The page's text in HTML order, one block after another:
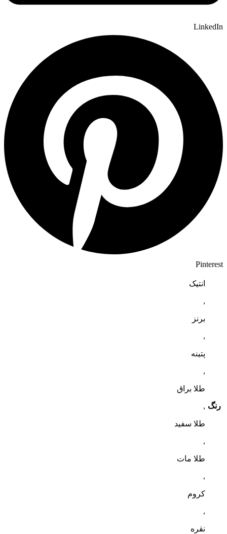
LinkedIn
Pinterest
رنگ
انتیک
,
برنز
,
پتینه
,
طلا براق
,
طلا سفید
,
طلا مات
,
کروم
,
نقره